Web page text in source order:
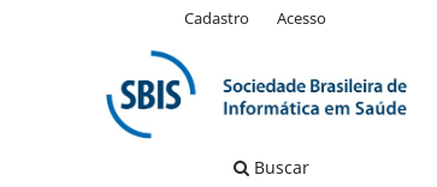
Buscar
Cadastro Acesso